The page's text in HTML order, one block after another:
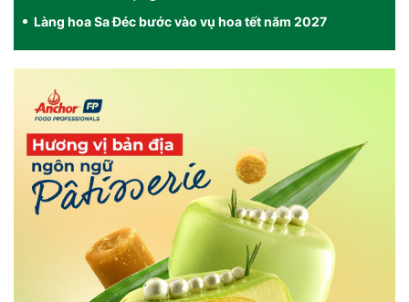
Làng hoa Sa Đéc bước vào vụ hoa tết năm 2027